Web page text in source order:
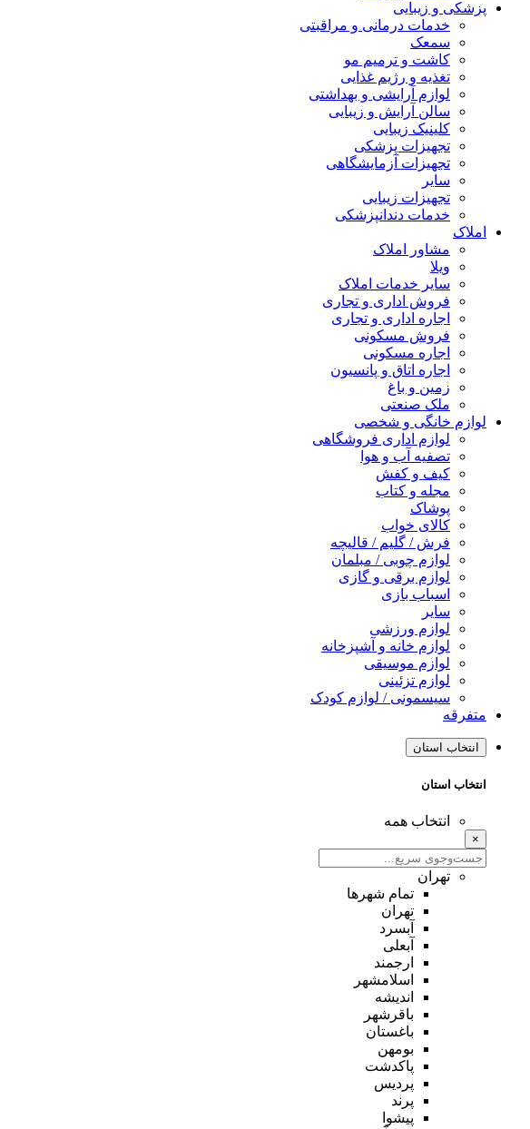
پزشکی و زیبایی
خدمات درمانی و مراقبتی
سمعک
کاشت و ترمیم مو
تغذیه و رژیم غذایی
لوازم آرایشی و بهداشتی
سالن آرایش و زیبایی
کلینیک زیبایی
تجهیزات پزشکی
تجهیزات آزمایشگاهی
سایر
تجهیزات زیبایی
خدمات دندانپزشکی
املاک
مشاور املاک
ویلا
سایر خدمات املاک
فروش اداری و تجاری
اجاره اداری و تجاری
فروش مسکونی
اجاره مسکونی
اجاره اتاق و پانسیون
زمین و باغ
ملک صنعتی
لوازم خانگی و شخصی
لوازم اداری فروشگاهی
تصفیه آب و هوا
کیف و کفش
مجله و کتاب
پوشاک
کالای خواب
فرش / گلیم / قالیچه
لوازم چوبی / مبلمان
لوازم برقی و گازی
اسباب بازی
سایر
لوازم ورزشی
لوازم خانه و آشپزخانه
لوازم موسیقی
لوازم تزئینی
سیسمونی / لوازم کودک
متفرقه
انتخاب استان
انتخاب استان
انتخاب همه
×
تهران
تمام شهر‌ها
تهران
آبسرد
آبعلی
ارجمند
اسلامشهر
اندیشه
باقرشهر
باغستان
بومهن
پاکدشت
پردیس
پرند
پیشوا